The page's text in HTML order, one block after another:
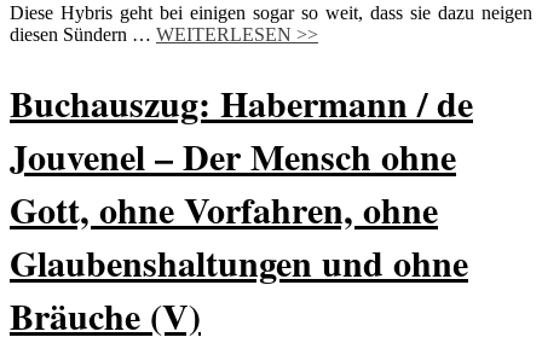
Diese Hybris geht bei einigen sogar so weit, dass sie dazu neigen
diesen Sündern … WEITERLESEN >>
Buchauszug: Habermann / de
Jouvenel – Der Mensch ohne
Gott, ohne Vorfahren, ohne
Glaubenshaltungen und ohne
Bräuche (V)